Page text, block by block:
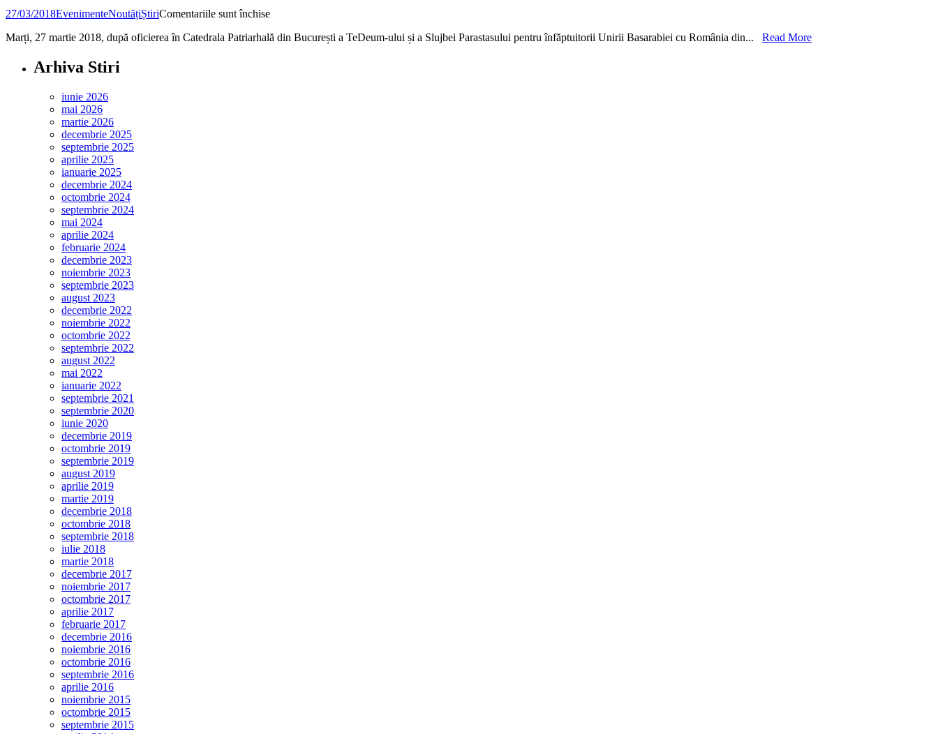
documente
lingvistice
27/03/2018EvenimenteNoutățiȘtiriComentariile sunt închisepentru
Unirii
Marți, 27 martie 2018, după oficierea în Catedrala Patriarhală din București a TeDeum-ului și a Slujbei Parastasului pentru înfăptuitorii Unirii Basarabiei cu România din... Read More
Arhiva Stiri
iunie 2026
mai 2026
martie 2026
decembrie 2025
septembrie 2025
aprilie 2025
ianuarie 2025
decembrie 2024
octombrie 2024
septembrie 2024
mai 2024
aprilie 2024
februarie 2024
decembrie 2023
noiembrie 2023
septembrie 2023
august 2023
decembrie 2022
noiembrie 2022
octombrie 2022
septembrie 2022
august 2022
mai 2022
ianuarie 2022
septembrie 2021
septembrie 2020
iunie 2020
decembrie 2019
octombrie 2019
septembrie 2019
august 2019
aprilie 2019
martie 2019
decembrie 2018
octombrie 2018
septembrie 2018
iulie 2018
martie 2018
decembrie 2017
noiembrie 2017
octombrie 2017
aprilie 2017
februarie 2017
decembrie 2016
noiembrie 2016
octombrie 2016
septembrie 2016
aprilie 2016
noiembrie 2015
octombrie 2015
septembrie 2015